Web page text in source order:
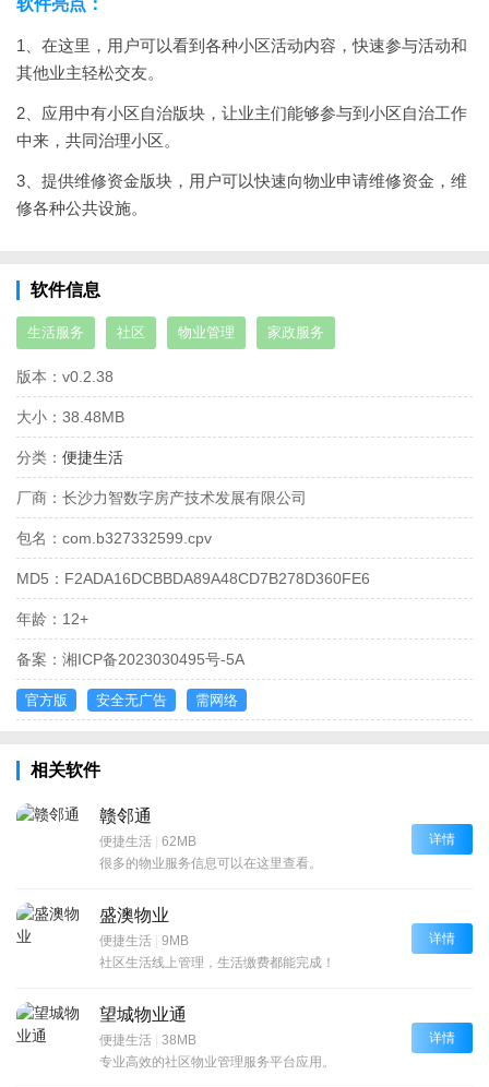
软件亮点：
1、在这里，用户可以看到各种小区活动内容，快速参与活动和
其他业主轻松交友。
2、应用中有小区自治版块，让业主们能够参与到小区自治工作
中来，共同治理小区。
3、提供维修资金版块，用户可以快速向物业申请维修资金，维
修各种公共设施。
软件信息
生活服务 社区 物业管理 家政服务
版本： v0.2.38
大小： 38.48MB
分类： 便捷生活
厂商： 长沙力智数字房产技术发展有限公司
包名： com.b327332599.cpv
MD5： F2ADA16DCBBDA89A48CD7B278D360FE6
年龄： 12+
备案： 湘ICP备2023030495号-5A
官方版 安全无广告 需网络
相关软件
赣邻通
便捷生活 | 62MB
很多的物业服务信息可以在这里查看。
详情
盛澳物业
便捷生活 | 9MB
社区生活线上管理，生活缴费都能完成！
详情
望城物业通
便捷生活 | 38MB
专业高效的社区物业管理服务平台应用。
详情